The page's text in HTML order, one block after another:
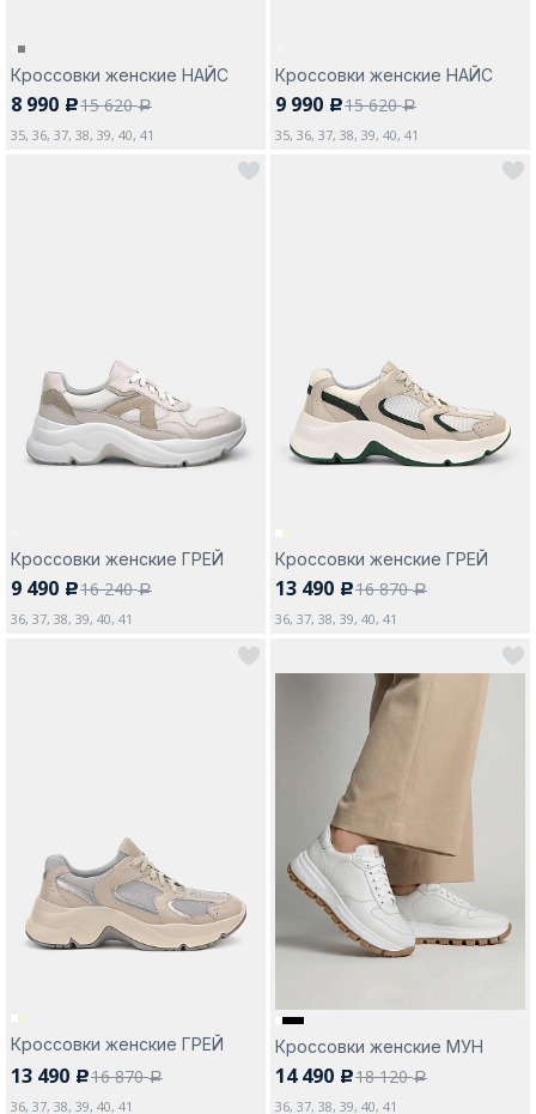
Кроссовки женские НАЙС
8 990 c15 620a
35, 36, 37, 38, 39, 40, 41
Кроссовки женские НАЙС
9 990 c15 620a
35, 36, 37, 38, 39, 40, 41
Кроссовки женские ГРЕЙ
9 490 c16 240a
36, 37, 38, 39, 40, 41
Кроссовки женские ГРЕЙ
13 490 c16 870a
36, 37, 38, 39, 40, 41
Кроссовки женские ГРЕЙ
13 490 c16 870a
36, 37, 38, 39, 40, 41
Кроссовки женские МУН
14 490 c18 120a
36, 37, 38, 39, 40, 41